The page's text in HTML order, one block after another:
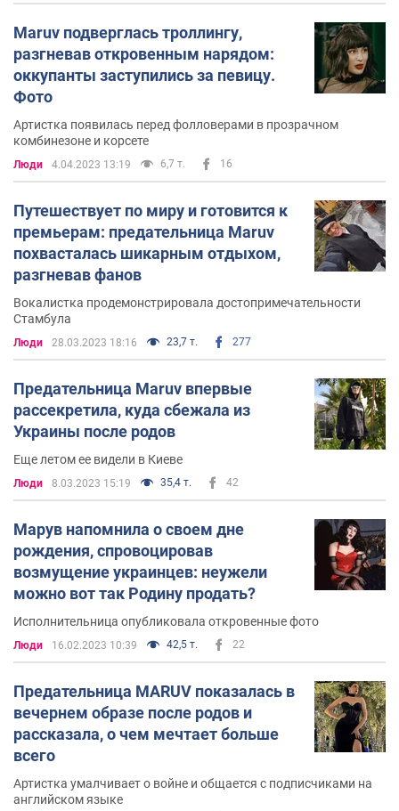
Maruv подверглась троллингу,
разгневав откровенным нарядом:
оккупанты заступились за певицу.
Фото
Артистка появилась перед фолловерами в прозрачном
комбинезоне и корсете
Люди 4.04.2023 13:19 6,7 т. 16
Путешествует по миру и готовится к
премьерам: предательница Maruv
похвасталась шикарным отдыхом,
разгневав фанов
Вокалистка продемонстрировала достопримечательности
Стамбула
Люди 28.03.2023 18:16 23,7 т. 277
Предательница Maruv впервые
рассекретила, куда сбежала из
Украины после родов
Еще летом ее видели в Киеве
Люди 8.03.2023 15:19 35,4 т. 42
Марув напомнила о своем дне
рождения, спровоцировав
возмущение украинцев: неужели
можно вот так Родину продать?
Исполнительница опубликовала откровенные фото
Люди 16.02.2023 10:39 42,5 т. 22
Предательница MARUV показалась в
вечернем образе после родов и
рассказала, о чем мечтает больше
всего
Артистка умалчивает о войне и общается с подписчиками на
английском языке